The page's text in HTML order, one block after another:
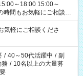
軽にご相談くださ
/ 40～50代活躍中 / 副
務 / 10名以上の大量募